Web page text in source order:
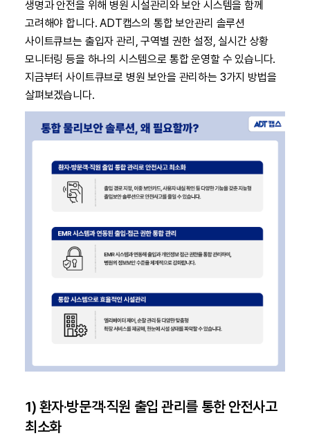
생명과 안전을 위해 병원 시설관리와 보안 시스템을 함께
고려해야 합니다. ADT캡스의 통합 보안관리 솔루션
사이트큐브는 출입자 관리, 구역별 권한 설정, 실시간 상황
모니터링 등을 하나의 시스템으로 통합 운영할 수 있습니다.
지금부터 사이트큐브로 병원 보안을 관리하는 3가지 방법을
살펴보겠습니다.
1) 환자·방문객·직원 출입 관리를 통한 안전사고
최소화